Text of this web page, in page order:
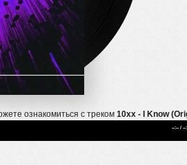
ознакомиться с треком 10xx - I Know
--:-- / --